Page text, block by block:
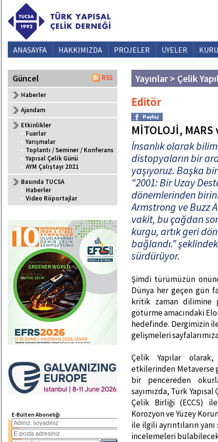
ANASAYFA HAKKIMIZDA PROJELER ÜYELER
Güncel
Haberler
Ajandam
Etkinlikler
• Fuarlar
• Yarışmalar
• Toplantı / Seminer / Konferans
• Yapısal Çelik Günü
• AYM Çalıştayı 2021
Basında TUCSA
• Haberler
• Video Röportajlar
E-Bülten Aboneliği
Yayınlar > Çelik
Editör
MİTOLOJİ, MARS
İnsanlık olarak
distopyaların bir
yaşıyoruz. Başka
“2001: Bir Uzay
dönemlerinden
Armstrong ve Buzz
vakit, bu çağdan
kurgu, artık geri
bağlandı.”
sürdürüyor.
Şimdi türümüzün
Dünya her geçen gün
kritik zaman dilimine
götürme amacındaki
hedefinde. Dergimizin
gelişmeleri
Çelik Yapılar olarak,
etkilerinden Metaverse
bir pencereden
sayımızda, Türk
Çelik Birliği (ECCS)
Korozyon ve Yüzey
ile ilgili ayrıntıların
incelemeleri